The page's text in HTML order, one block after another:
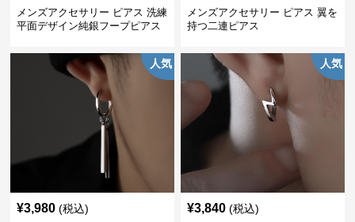
メンズアクセサリー ピアス 洗練
平面デザイン純銀フープピアス
メンズアクセサリー ピアス 翼を
持つ二連ピアス
人気
¥3,980 (税込)
人気
¥3,840 (税込)